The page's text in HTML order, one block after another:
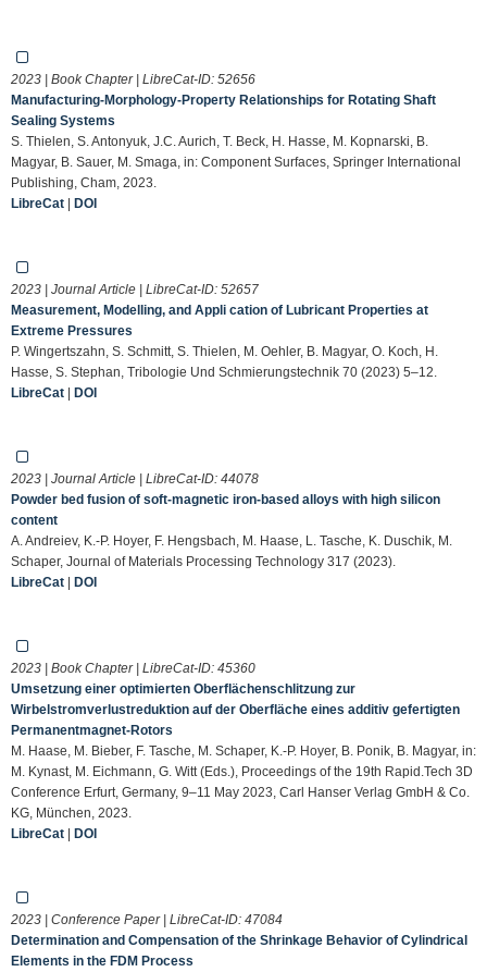
2023 | Book Chapter | LibreCat-ID: 52656
Manufacturing-Morphology-Property Relationships for Rotating Shaft
Sealing Systems
S. Thielen, S. Antonyuk, J.C. Aurich, T. Beck, H. Hasse, M. Kopnarski, B.
Magyar, B. Sauer, M. Smaga, in: Component Surfaces, Springer International
Publishing, Cham, 2023.
LibreCat | DOI
2023 | Journal Article | LibreCat-ID: 52657
Measurement, Modelling, and Appli cation of Lubricant Properties at
Extreme Pressures
P. Wingertszahn, S. Schmitt, S. Thielen, M. Oehler, B. Magyar, O. Koch, H.
Hasse, S. Stephan, Tribologie Und Schmierungstechnik 70 (2023) 5–12.
LibreCat | DOI
2023 | Journal Article | LibreCat-ID: 44078
Powder bed fusion of soft-magnetic iron-based alloys with high silicon
content
A. Andreiev, K.-P. Hoyer, F. Hengsbach, M. Haase, L. Tasche, K. Duschik, M.
Schaper, Journal of Materials Processing Technology 317 (2023).
LibreCat | DOI
2023 | Book Chapter | LibreCat-ID: 45360
Umsetzung einer optimierten Oberflächenschlitzung zur
Wirbelstromverlustreduktion auf der Oberfläche eines additiv gefertigten
Permanentmagnet-Rotors
M. Haase, M. Bieber, F. Tasche, M. Schaper, K.-P. Hoyer, B. Ponik, B. Magyar, in:
M. Kynast, M. Eichmann, G. Witt (Eds.), Proceedings of the 19th Rapid.Tech 3D
Conference Erfurt, Germany, 9–11 May 2023, Carl Hanser Verlag GmbH & Co.
KG, München, 2023.
LibreCat | DOI
2023 | Conference Paper | LibreCat-ID: 47084
Determination and Compensation of the Shrinkage Behavior of Cylindrical
Elements in the FDM Process